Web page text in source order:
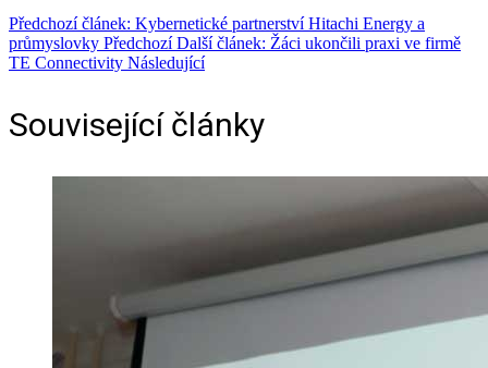
Předchozí článek: Kybernetické partnerství Hitachi Energy a
průmyslovky Předchozí Další článek: Žáci ukončili praxi ve firmě
TE Connectivity Následující
Související články